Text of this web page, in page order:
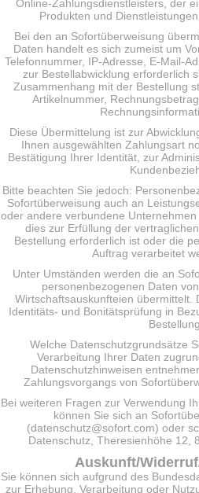
Online-Zahlungsdienstleisters, der
Produkten und
Bei den an Sofortüberweisung
Daten handelt es sich zumeist um
Telefonnummer, IP-Adresse, E-Mail-
zur Bestellabwicklung erforderlich
Zusammenhang mit der Bestellung
Artikelnummer,
Diese Übermittelung ist zur
Ihnen ausgewählten Zahlungsart
Bestätigung Ihrer Identität, zur
Bitte beachten Sie jedoch:
Sofortüberweisung auch an
oder andere verbundene
dies zur Erfüllung der
Bestellung erforderlich ist oder die
Auftrag verarbeitet
Unter Umständen werden die an
personenbezogenen Daten
Wirtschaftsauskunfteien übermittelt.
Identitäts- und Bonitätsprüfung in
Bestellung.
Welche Datenschutzgrundsätze
Verarbeitung Ihrer Daten
Datenschutzhinweisen
Zahlungsvorgangs von
Bei weiteren Fragen zur Verwendung
können Sie sich an
(datenschutz@sofort.com) oder
Datenschutz, Theresienhöhe 12,
Auskunft/
Sie können sich aufgrund des
zur Erhebung, Verarbeitung oder